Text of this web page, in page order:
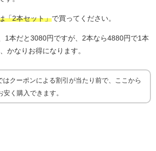
「2本セット」で買ってください。
1本だと3080円ですが、2本なら4880円で1本
かなりお得になります。
はクーポンによる割引が当たり前で、ここから
安く購入できます。